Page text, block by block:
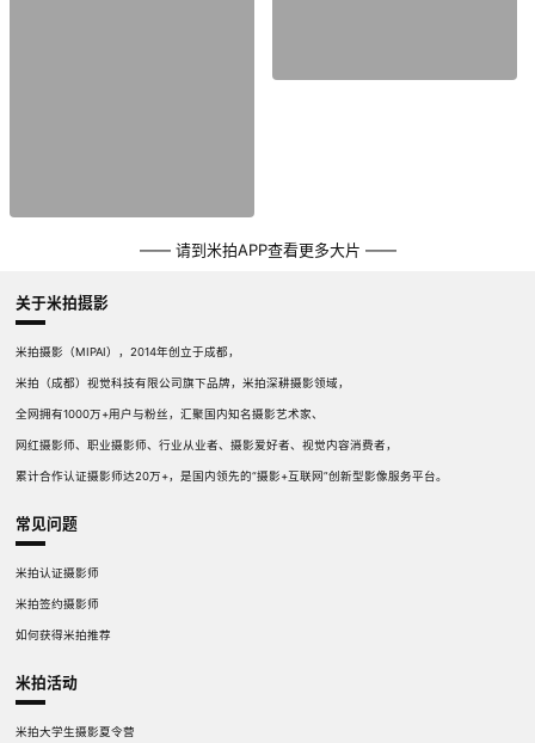
—— 请到米拍APP查看更多大片 ——
关于米拍摄影
米拍摄影（MIPAI），2014年创立于成都，
米拍（成都）视觉科技有限公司旗下品牌，米拍深耕摄影领域，
全网拥有1000万+用户与粉丝，汇聚国内知名摄影艺术家、
网红摄影师、职业摄影师、行业从业者、摄影爱好者、视觉内容消费者，
累计合作认证摄影师达20万+，是国内领先的“摄影+互联网”创新型影像服务平台。
常见问题
米拍认证摄影师
米拍签约摄影师
如何获得米拍推荐
米拍活动
米拍大学生摄影夏令营